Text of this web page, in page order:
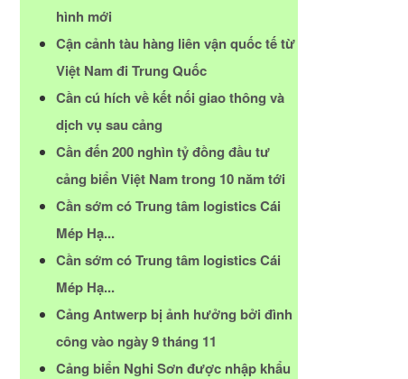
hình mới
Cận cảnh tàu hàng liên vận quốc tế từ
Việt Nam đi Trung Quốc
Cần cú hích về kết nối giao thông và
dịch vụ sau cảng
Cần đến 200 nghìn tỷ đồng đầu tư
cảng biển Việt Nam trong 10 năm tới
Cần sớm có Trung tâm logistics Cái
Mép Hạ...
Cần sớm có Trung tâm logistics Cái
Mép Hạ...
Cảng Antwerp bị ảnh hưởng bởi đình
công vào ngày 9 tháng 11
Cảng biển Nghi Sơn được nhập khẩu